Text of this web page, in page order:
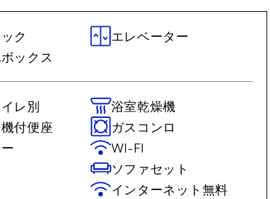
ク
エレベーター
ックス
レ別
浴室乾燥機
付便座
ガスコンロ
WI-FI
ソファセット
インターネット無料